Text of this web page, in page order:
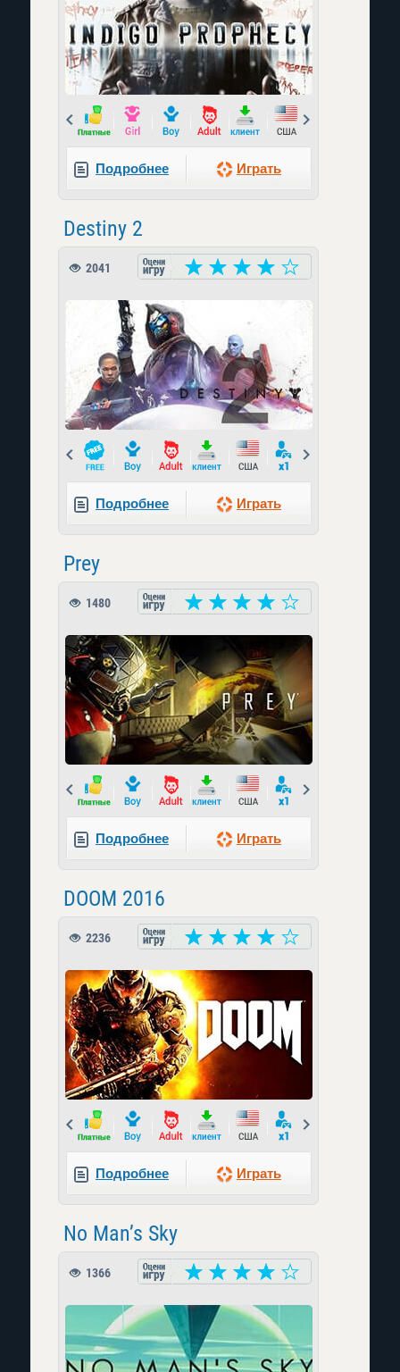
Prev
Подробнее Играть
Destiny 2
2041
Prev
Подробнее Играть
Prey
1480
Prev
Подробнее Играть
DOOM 2016
2236
Prev
Подробнее Играть
No Man’s Sky
1366